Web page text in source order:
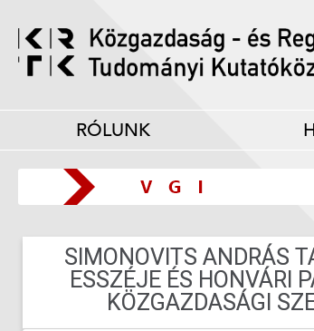
RÓLUNK
SIMONOVITS ANDRÁS
ESSZÉJE ÉS HONVÁRI
KÖZGAZDASÁGI